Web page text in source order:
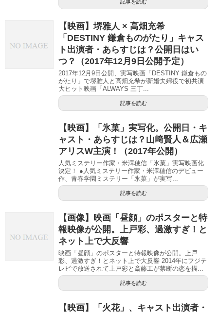
記事を読む
【映画】堺雅人 × 高畑充希
「DESTINY 鎌倉ものがたり」キャス
ト出演者・あらすじは？公開日はい
つ？（2017年12月9日公開予定）
2017年12月9日公開、実写映画「DESTINY 鎌倉もの
がたり」で堺雅人と高畑充希が新婚夫婦役で初共演
大ヒット映画「ALWAYS 三丁...
記事を読む
【映画】「氷菓」実写化。公開日・キ
ャスト・あらすじは？山﨑賢人＆広瀬
アリスW主演！（2017年公開）
人気ミステリー作家・米澤穂信「氷菓」実写映画化
決定！ ●人気ミステリー作家・米澤穂信のデビュー
作、青春学園ミステリー「氷菓」が実写...
記事を読む
【画像】映画「昼顔」のポスターと特
報映像が公開。上戸彩、過激すぎ！と
ネット上で大反響
映画「昼顔」のポスターと特報映像が公開。上戸
彩、過激すぎ！とネット上で大反響 2014年にフジテ
レビで放送されて上戸彩と斎藤工が禁断の恋を描...
記事を読む
【映画】「火花」、キャスト出演者・